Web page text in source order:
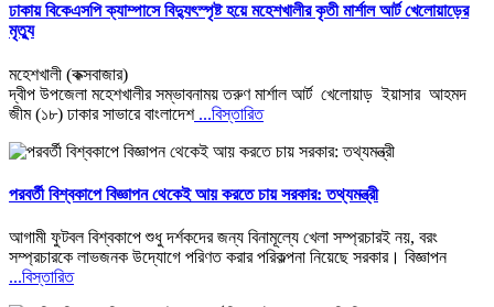
ঢাকায় বিকেএসপি ক্যাম্পাসে বিদ্যুৎস্পৃষ্ট হয়ে মহেশখালীর কৃতী মার্শাল আর্ট খেলোয়াড়ের
মৃত্যু
মহেশখালী (কক্সবাজার)
দ্বীপ উপজেলা মহেশখালীর সম্ভাবনাময় তরুণ মার্শাল আর্ট খেলোয়াড় ইয়াসার আহমদ
জীম (১৮) ঢাকার সাভারে বাংলাদেশ...বিস্তারিত
পরবর্তী বিশ্বকাপে বিজ্ঞাপন থেকেই আয় করতে চায় সরকার: তথ্যমন্ত্রী
আগামী ফুটবল বিশ্বকাপে শুধু দর্শকদের জন্য বিনামূল্যে খেলা সম্প্রচারই নয়, বরং
সম্প্রচারকে লাভজনক উদ্যোগে পরিণত করার পরিকল্পনা নিয়েছে সরকার। বিজ্ঞাপন
...বিস্তারিত